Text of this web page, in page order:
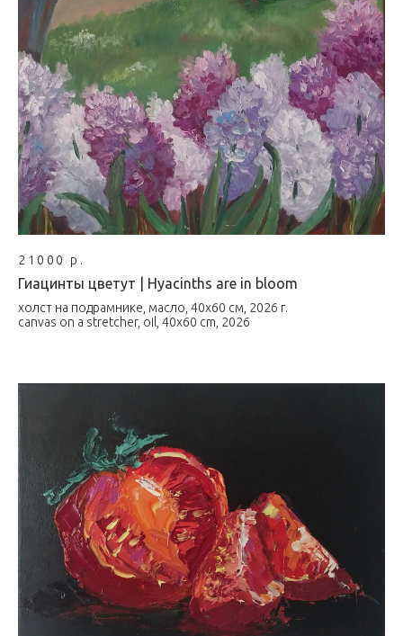
21000 р.
Гиацинты цветут | Hyacinths are in bloom
холст на подрамнике, масло, 40х60 см, 2026 г.
canvas on a stretcher, oil, 40x60 cm, 2026